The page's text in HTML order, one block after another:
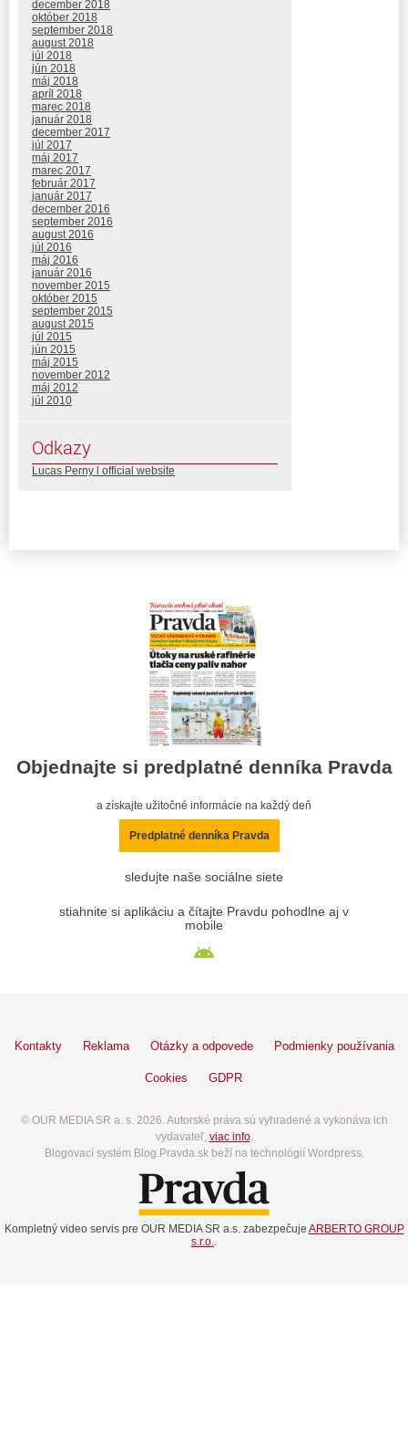
december 2018
október 2018
september 2018
august 2018
júl 2018
jún 2018
máj 2018
apríl 2018
marec 2018
január 2018
december 2017
júl 2017
máj 2017
marec 2017
február 2017
január 2017
december 2016
september 2016
august 2016
júl 2016
máj 2016
január 2016
november 2015
október 2015
september 2015
august 2015
júl 2015
jún 2015
máj 2015
november 2012
máj 2012
júl 2010
Odkazy
Lucas Perny l official website
Objednajte si predplatné denníka Pravda
a získajte užitočné informácie na každý deň
Predplatné denníka Pravda
sledujte naše sociálne siete
stiahnite si aplikáciu a čítajte Pravdu pohodlne aj v
mobile
Kontakty Reklama Otázky a odpovede Podmienky používania
Cookies GDPR
© OUR MEDIA SR a. s. 2026. Autorské práva sú vyhradené a vykonáva ich
vydavateľ, viac info.
Blogovací systém Blog.Pravda.sk beží na technológií Wordpress.
Kompletný video servis pre OUR MEDIA SR a.s. zabezpečuje ARBERTO GROUP
s.r.o..